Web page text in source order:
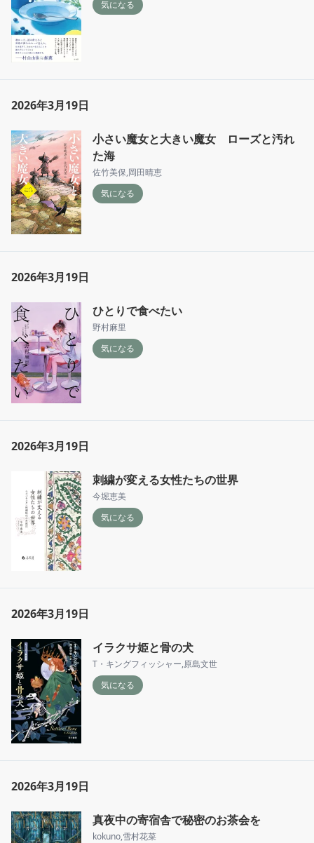
気になる
2026年3月19日
小さい魔女と大きい魔女 ローズと汚れ
た海
佐竹美保,岡田晴恵
気になる
2026年3月19日
ひとりで食べたい
野村麻里
気になる
2026年3月19日
刺繍が変える女性たちの世界
今堀恵美
気になる
2026年3月19日
イラクサ姫と骨の犬
T・キングフィッシャー,原島文世
気になる
2026年3月19日
真夜中の寄宿舎で秘密のお茶会を
kokuno,雪村花菜